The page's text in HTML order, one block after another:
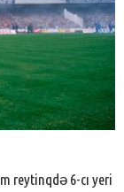
reytinqdə 6-cı yeri